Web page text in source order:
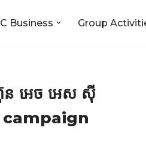
Business Group
ហ៊ុន អេច អេស ស៊ី
campaign